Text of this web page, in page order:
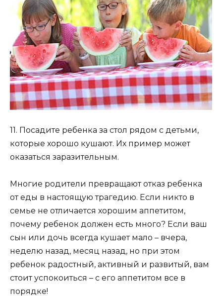
11. Посадите ребенка за стол рядом с детьми,
которые хорошо кушают. Их пример может
оказаться заразительным.
Многие родители превращают отказ ребенка
от еды в настоящую трагедию. Если никто в
семье не отличается хорошим аппетитом,
почему ребенок должен есть много? Если ваш
сын или дочь всегда кушает мало – вчера,
неделю назад, месяц назад, но при этом
ребенок радостный, активный и развитый, вам
стоит успокоиться – с его аппетитом все в
порядке!